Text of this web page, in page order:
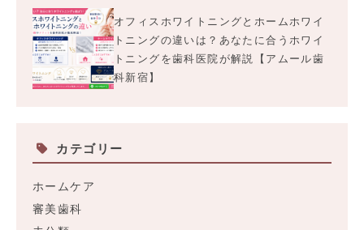
オフィスホワイトニングとホームホワイ
トニングの違いは？あなたに合うホワイ
トニングを歯科医院が解説【アムール歯
科新宿】
カテゴリー
ホームケア
審美歯科